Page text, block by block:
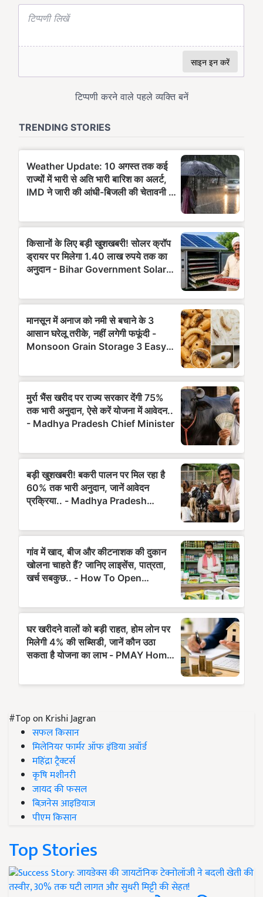
#Top on Krishi Jagran
सफल किसान
मिलेनियर फार्मर ऑफ इंडिया अवॉर्ड
महिंद्रा ट्रैक्टर्स
कृषि मशीनरी
जायद की फसल
बिज़नेस आइडियाज
पीएम किसान
Top Stories